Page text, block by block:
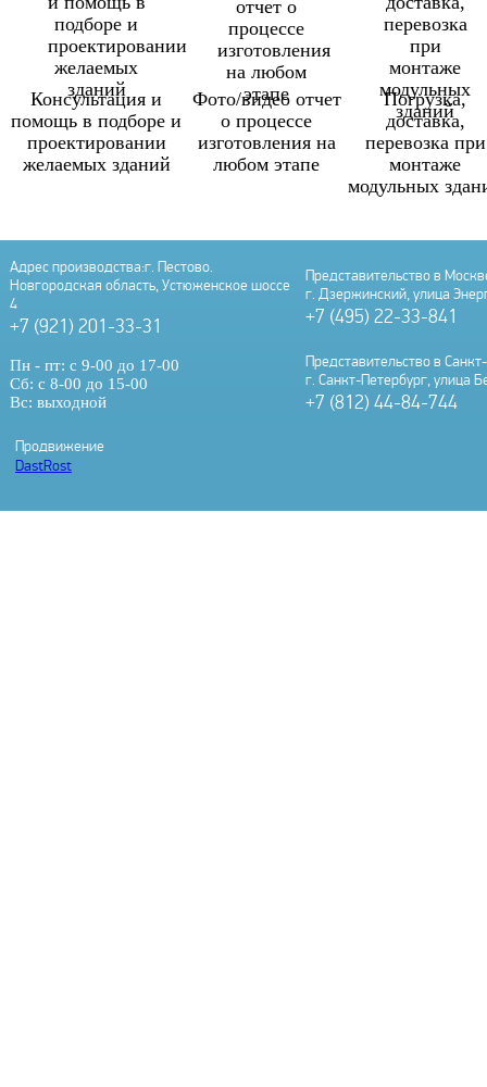
Консультация и
помощь в подборе и
проектировании
желаемых зданий
Фото/видео отчет
о процессе
изготовления на
любом этапе
Погрузка,
доставка,
перевозка при
монтаже
модульных
Адрес производства:г. Пестово.
Новгородская область, Устюженское шоссе
4
+7 (921) 201-33-31
Представительство в
г. Дзержинский, улица
+7 (495) 22-33-841
Пн - пт: с 9-00 до 17-00
Сб: с 8-00 до 15-00
Вс: выходной
Представительство в
г. Санкт-Петербург, улица
+7 (812) 44-84-744
Продвижение
DastRost